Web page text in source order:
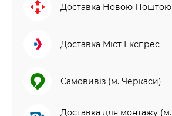
Доставка Новою Поштою
Доставка Міст Експрес
Самовивіз (м. Черкаси)
Доставка для монтажу (м.